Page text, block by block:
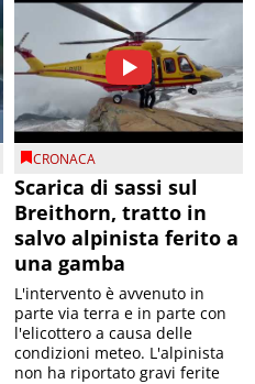
CRONACA
Scarica di sassi sul
Breithorn, tratto in
salvo alpinista ferito a
una gamba
L'intervento è avvenuto in
parte via terra e in parte con
l'elicottero a causa delle
condizioni meteo. L'alpinista
non ha riportato gravi ferite